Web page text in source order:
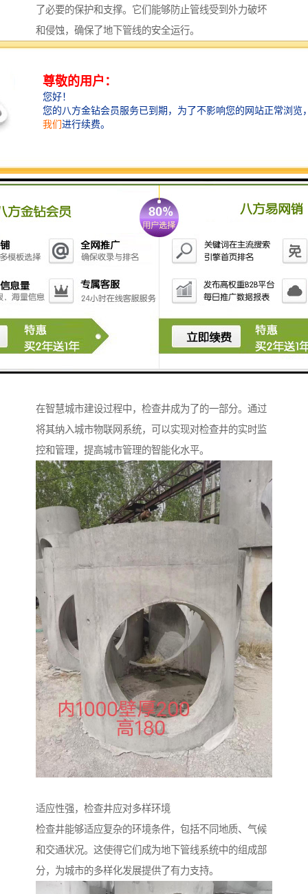
了必要的保护和支撑。它们能够防止管线受到外力破坏
和侵蚀，确保了地下管线的安全运行。
在智慧城市建设过程中，检查井成为了的一部分。通过
将其纳入城市物联网系统，可以实现对检查井的实时监
控和管理，提高城市管理的智能化水平。
适应性强，检查井应对多样环境
检查井能够适应复杂的环境条件，包括不同地质、气候
和交通状况。这使得它们成为地下管线系统中的组成部
分，为城市的多样化发展提供了有力支持。